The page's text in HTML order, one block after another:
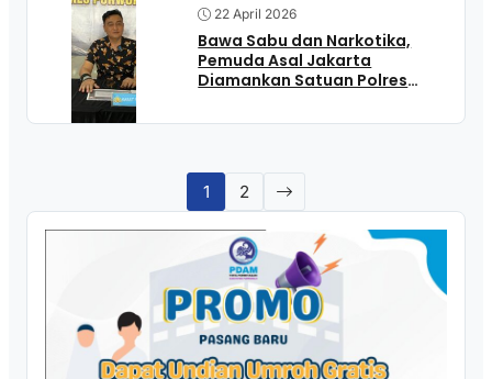
22 April 2026
Bawa Sabu dan Narkotika,
Pemuda Asal Jakarta
Diamankan Satuan Polres
1 2